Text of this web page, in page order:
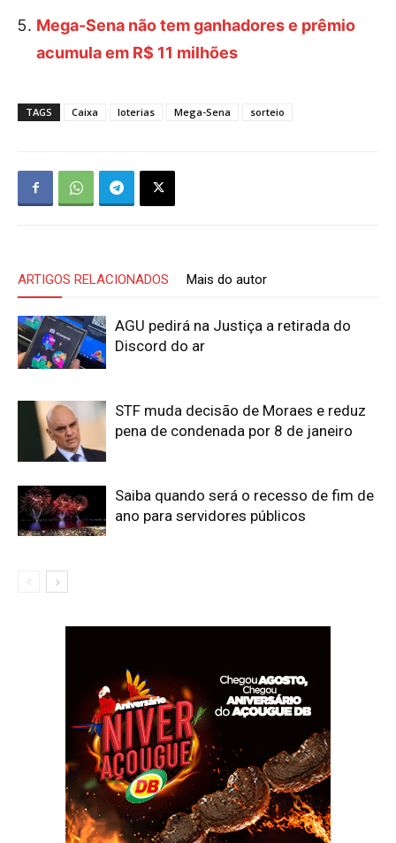
Mega-Sena não tem ganhadores e prêmio
acumula em R$ 11 milhões
TAGS Caixa loterias Mega-Sena sorteio
ARTIGOS RELACIONADOS Mais do autor
AGU pedirá na Justiça a retirada do
Discord do ar
STF muda decisão de Moraes e reduz
pena de condenada por 8 de janeiro
Saiba quando será o recesso de fim de
ano para servidores públicos